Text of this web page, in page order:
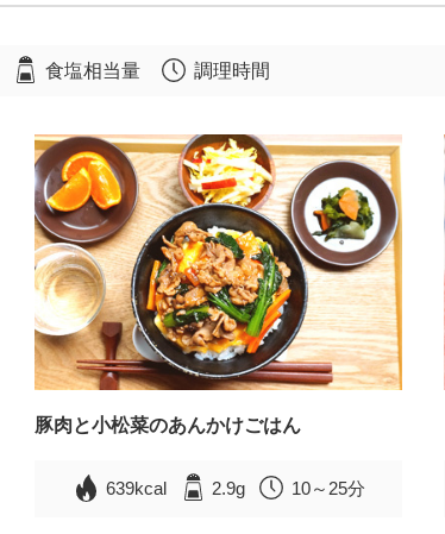
食塩相当量 調理時間
豚肉と小松菜のあんかけごはん
639kcal 2.9g 10～25分